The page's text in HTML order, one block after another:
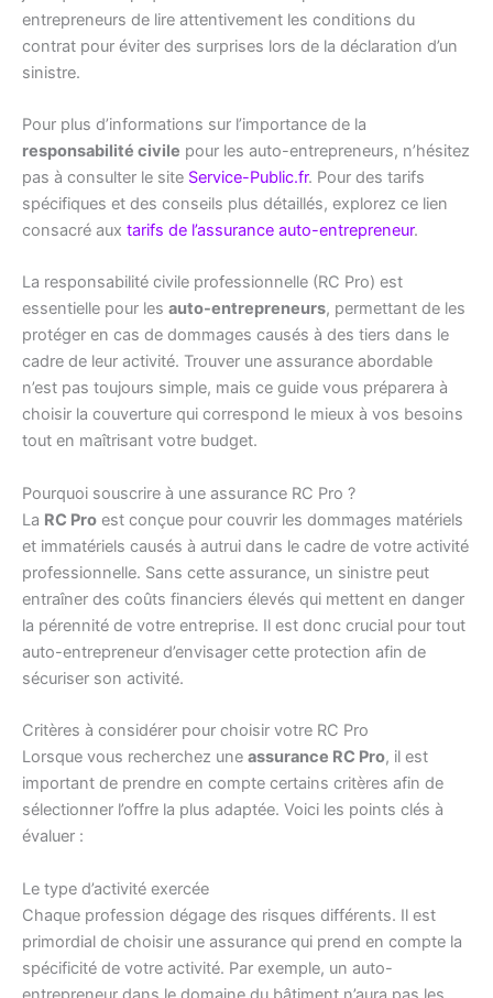
entrepreneurs de lire attentivement les conditions du
contrat pour éviter des surprises lors de la déclaration d’un
sinistre.
Pour plus d’informations sur l’importance de la
responsabilité civile pour les auto-entrepreneurs, n’hésitez
pas à consulter le site Service-Public.fr. Pour des tarifs
spécifiques et des conseils plus détaillés, explorez ce lien
consacré aux tarifs de l’assurance auto-entrepreneur.
La responsabilité civile professionnelle (RC Pro) est
essentielle pour les auto-entrepreneurs, permettant de les
protéger en cas de dommages causés à des tiers dans le
cadre de leur activité. Trouver une assurance abordable
n’est pas toujours simple, mais ce guide vous préparera à
choisir la couverture qui correspond le mieux à vos besoins
tout en maîtrisant votre budget.
Pourquoi souscrire à une assurance RC Pro ?
La RC Pro est conçue pour couvrir les dommages matériels
et immatériels causés à autrui dans le cadre de votre activité
professionnelle. Sans cette assurance, un sinistre peut
entraîner des coûts financiers élevés qui mettent en danger
la pérennité de votre entreprise. Il est donc crucial pour tout
auto-entrepreneur d’envisager cette protection afin de
sécuriser son activité.
Critères à considérer pour choisir votre RC Pro
Lorsque vous recherchez une assurance RC Pro, il est
important de prendre en compte certains critères afin de
sélectionner l’offre la plus adaptée. Voici les points clés à
évaluer :
Le type d’activité exercée
Chaque profession dégage des risques différents. Il est
primordial de choisir une assurance qui prend en compte la
spécificité de votre activité. Par exemple, un auto-